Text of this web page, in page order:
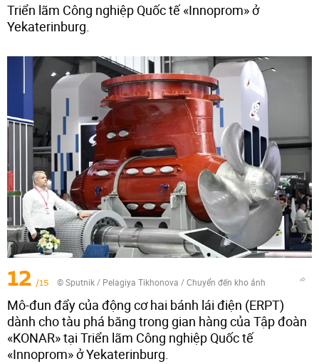
Triển lãm Công nghiệp Quốc tế «Innoprom» ở
Yekaterinburg.
12 /15 © Sputnik / Pelagiya Tikhonova /Chuyển đến kho ảnh
Mô-đun đẩy của động cơ hai bánh lái điện (ERPT)
dành cho tàu phá băng trong gian hàng của Tập đoàn
«KONAR» tại Triển lãm Công nghiệp Quốc tế
«Innoprom» ở Yekaterinburg.